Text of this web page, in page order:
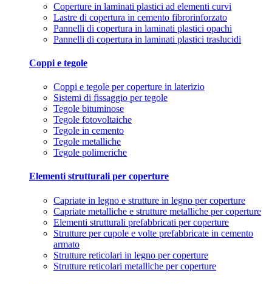
Coperture in laminati plastici ad elementi curvi
Lastre di copertura in cemento fibrorinforzato
Pannelli di copertura in laminati plastici opachi
Pannelli di copertura in laminati plastici traslucidi
Coppi e tegole
Coppi e tegole per coperture in laterizio
Sistemi di fissaggio per tegole
Tegole bituminose
Tegole fotovoltaiche
Tegole in cemento
Tegole metalliche
Tegole polimeriche
Elementi strutturali per coperture
Capriate in legno e strutture in legno per coperture
Capriate metalliche e strutture metalliche per coperture
Elementi strutturali prefabbricati per coperture
Strutture per cupole e volte prefabbricate in cemento
armato
Strutture reticolari in legno per coperture
Strutture reticolari metalliche per coperture